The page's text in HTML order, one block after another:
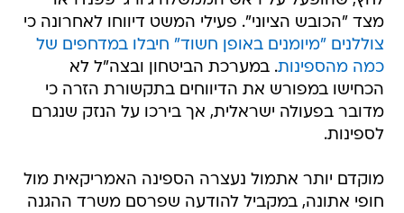
מצד "הכובש הציוני". פעילי המשט דיווחו לאחרונה כי
צוללנים "מיומנים באופן חשוד" חיבלו במדחפים של
כמה מהספינות. במערכת הביטחון ובצה"ל לא
הכחישו במפורש את הדיווחים בתקשורת הזרה כי
מדובר בפעולה ישראלית, אך בירכו על הנזק שנגרם
לספינות.
מוקדם יותר אתמול נעצרה הספינה האמריקאית מול
חופי אתונה, במקביל להודעה שפרסם משרד ההגנה